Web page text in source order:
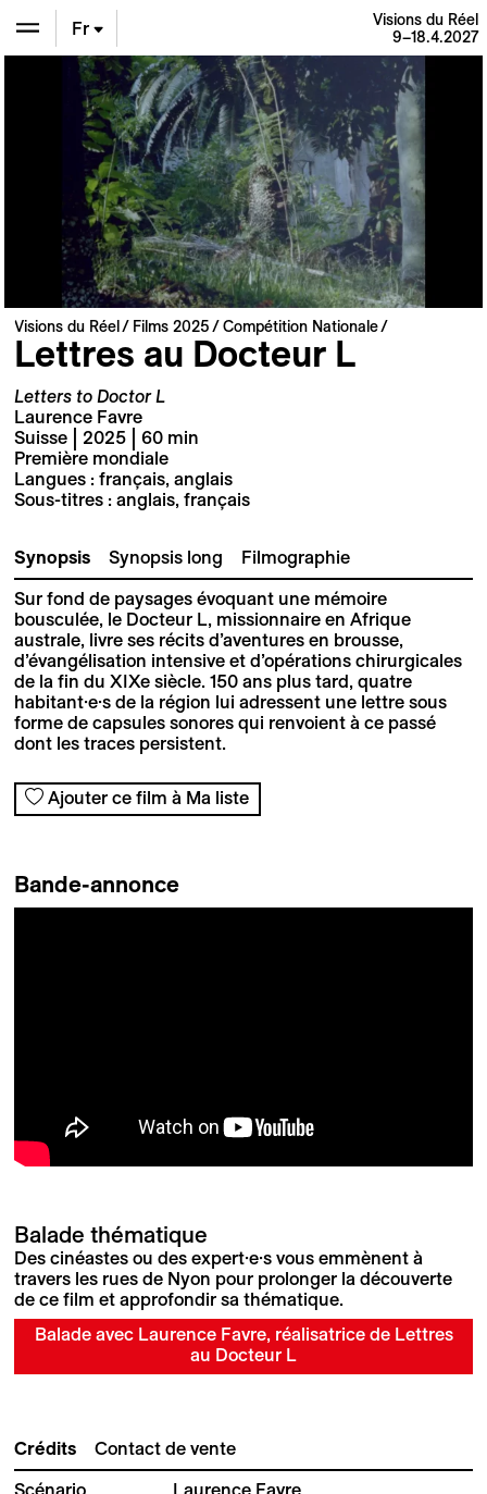
En
De
Fr
Visions du Réel
9–18.4.2027
Visions du Réel Films 2025 Compétition Nationale
Lettres au Docteur L
Letters to Doctor L
Laurence Favre
Suisse | 2025 | 60 min
Première mondiale
Langues : français, anglais
Sous-titres : anglais, français
Synopsis Synopsis long Filmographie
Sur fond de paysages évoquant une mémoire
bousculée, le Docteur L, missionnaire en Afrique
australe, livre ses récits d’aventures en brousse,
d’évangélisation intensive et d’opérations chirurgicales
de la fin du XIXe siècle. 150 ans plus tard, quatre
habitant·e·s de la région lui adressent une lettre sous
forme de capsules sonores qui renvoient à ce passé
dont les traces persistent.
Ajouter ce film à Ma liste
Bande-annonce
Balade thématique
Des cinéastes ou des expert·e·s vous emmènent à
travers les rues de Nyon pour prolonger la découverte
de ce film et approfondir sa thématique.
Balade avec Laurence Favre, réalisatrice de Lettres
au Docteur L
Crédits Contact de vente
Scénario
Laurence Favre